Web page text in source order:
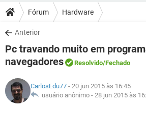
CELULAR
OUTLOOK
INSTAGRAM GMAIL
GUIA DE COMPRAS
DICAS
JOGOS
OUTLOOK
GUIA DE COMPRAS
DOWNLOADS
JOGOS
CELULAR
OUTLOOK EXCEL
INSTAGRAM
CELULAR
GLOSSÁRIO
JOGOS
Fórum Hardware
Anterior
Pc travando muito em
navegadores
Resolvido/Fechado
CarlosEdu77 - 20 jun 2015 às 16:45
usuário anônimo - 28 jun 2015 às